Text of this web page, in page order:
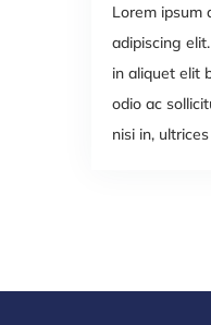
Lorem ipsum
adipiscing
in aliquet elit
odio ac
nisi in,